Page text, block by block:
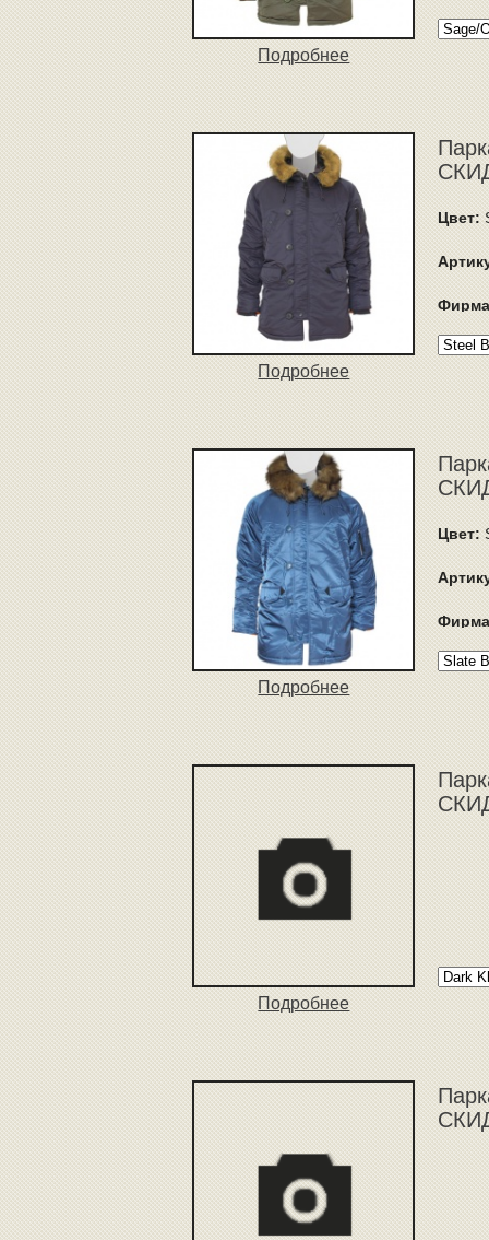
Подробнее
Подробнее
Цвет:
Подробнее
Цвет:
Подробнее